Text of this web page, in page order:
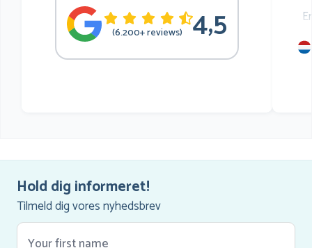
(6.200+ reviews) 4,5
Hold dig informeret!
Tilmeld dig vores nyhedsbrev